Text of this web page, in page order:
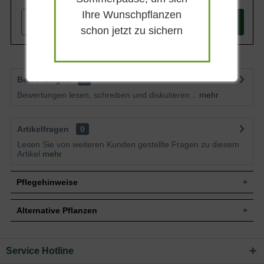
+ In den
Bewertungen
4
Bewertungen lesen, schreiben und diskutieren...
mehr
Artikelfragen
0
Lesen Sie von weiteren Kunden gestellte Fragen zu diesem
Artikel mehr
Pflegehinweise
Pflanz- und Pflegetipps Picea abies 'Lombarts' /
Alternative Pflanzen
Sie suchen eine Alternative?
Ihre Wunschpflanzen
schon jetzt zu sichern
Service Hotline